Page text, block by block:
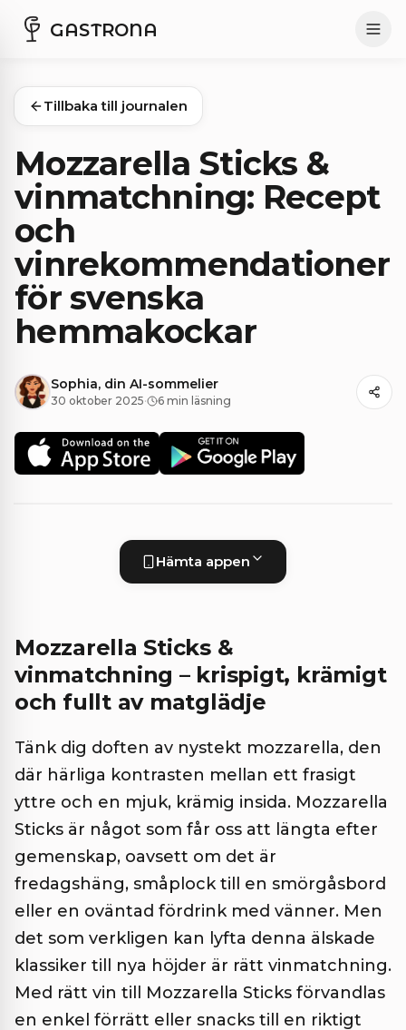
GASTRONA
Tillbaka till journalen
Mozzarella Sticks &
vinmatchning: Recept
och
vinrekommendationer
för svenska
hemmakockar
Sophia, din AI-sommelier
30 oktober 2025· 6 min läsning
Hämta appen
Mozzarella Sticks &
vinmatchning – krispigt, krämigt
och fullt av matglädje
Tänk dig doften av nystekt mozzarella, den
där härliga kontrasten mellan ett frasigt
yttre och en mjuk, krämig insida. Mozzarella
Sticks är något som får oss att längta efter
gemenskap, oavsett om det är
fredagshäng, småplock till en smörgåsbord
eller en oväntad fördrink med vänner. Men
det som verkligen kan lyfta denna älskade
klassiker till nya höjder är rätt vinmatchning.
Med rätt vin till Mozzarella Sticks förvandlas
en enkel förrätt eller snacks till en riktigt